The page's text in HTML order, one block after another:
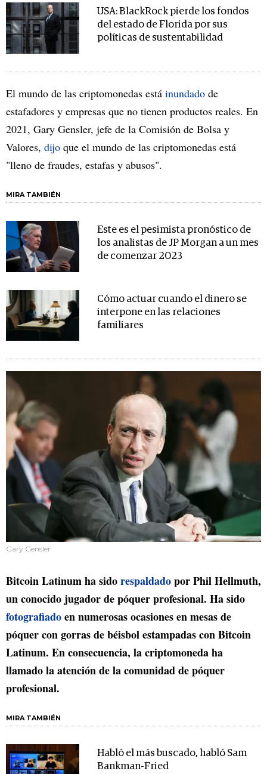
USA: BlackRock pierde los fondos
del estado de Florida por sus
políticas de sustentabilidad
El mundo de las criptomonedas está inundado de
estafadores y empresas que no tienen productos reales. En
2021, Gary Gensler, jefe de la Comisión de Bolsa y
Valores, dijo que el mundo de las criptomonedas está
"lleno de fraudes, estafas y abusos".
MIRA TAMBIÉN
Este es el pesimista pronóstico de
los analistas de JP Morgan a un mes
de comenzar 2023
Cómo actuar cuando el dinero se
interpone en las relaciones
familiares
Gary Gensler
Bitcoin Latinum ha sidorespaldadopor Phil Hellmuth,
un conocido jugador de póquer profesional. Ha sido
fotografiadoen numerosas ocasiones en mesas de
póquer con gorras de béisbol estampadas con Bitcoin
Latinum. En consecuencia, la criptomoneda ha
llamado la atención de la comunidad de póquer
profesional.
MIRA TAMBIÉN
Habló el más buscado, habló Sam
Bankman-Fried